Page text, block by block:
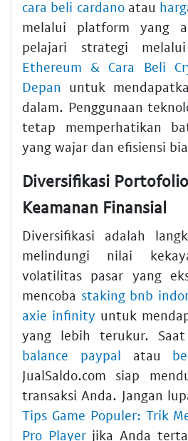
cara beli cardanoatau
melalui platform yang
pelajari strategi
Ethereum & Cara Beli
Depan untuk
dalam. Penggunaan
tetap memperhatikan
yang wajar dan efisiensi
Diversifikasi
Keamanan Finansial
Diversifikasi adalah
melindungi nilai
volatilitas pasar yang
mencoba staking bnb
axie infinity untuk
yang lebih terukur.
balance paypal atau
JualSaldo.com siap
transaksi Anda. Jangan
Tips Game Populer: Trik
Pro Playerjika Anda